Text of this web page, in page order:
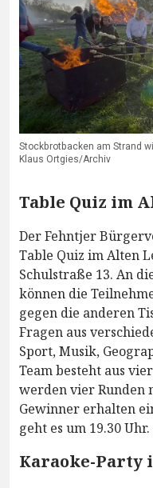
Stockbrotbacken am Strand
Klaus Ortgies/Archiv
Table Quiz im
Der Fehntjer
Table Quiz im Alten
Schulstraße 13. An
können die
gegen die anderen
Fragen aus
Sport, Musik,
Team besteht aus
werden vier Runden
Gewinner erhalten
geht es um 19.30 Uhr.
Karaoke-Party